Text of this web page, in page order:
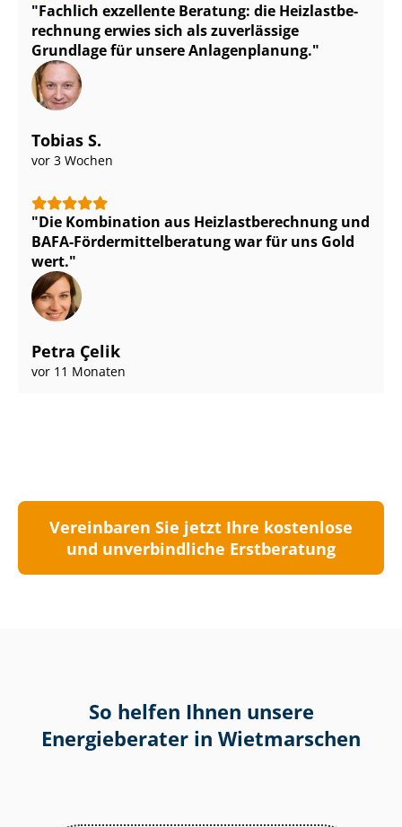
Fachlich exzellente Beratung: die Heiz­last­be­
rech­nung erwies sich als zuverlässige
Grundlage für unsere Anlagenplanung.
Tobias S.
vor 3 Wochen
Die Kombination aus Heiz­last­be­rech­nung und
BAFA-För­der­mit­tel­be­ra­tung war für uns Gold
wert.
Petra Çelik
vor 11 Monaten
Vereinbaren Sie jetzt Ihre kostenlose
und unverbindliche Erstberatung
So helfen Ihnen unsere
Energieberater in Wietmarschen